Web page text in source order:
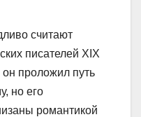
считают
писателей XIX
проложил путь
но его
романтикой